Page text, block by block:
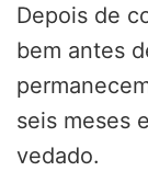
Depois de
bem antes
seis meses
vedado.